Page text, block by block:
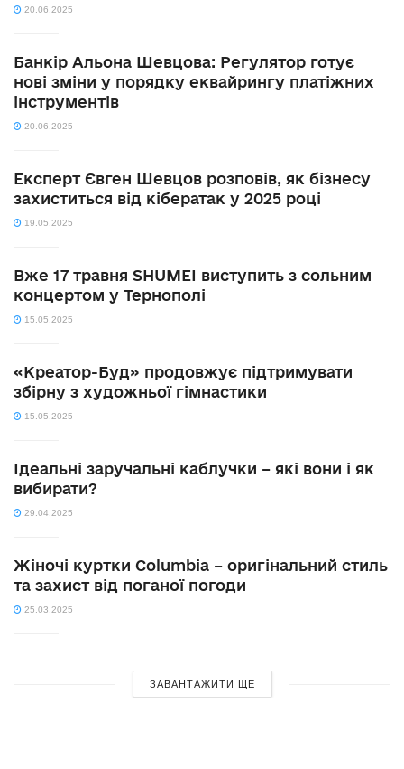
20.06.2025
Банкір Альона Шевцова: Регулятор готує
нові зміни у порядку еквайрингу платіжних
інструментів
20.06.2025
Експерт Євген Шевцов розповів, як бізнесу
захиститься від кібератак у 2025 році
19.05.2025
Вже 17 травня SHUMEI виступить з сольним
концертом у Тернополі
15.05.2025
«Креатор-Буд» продовжує підтримувати
збірну з художньої гімнастики
15.05.2025
Ідеальні заручальні каблучки – які вони і як
вибирати?
29.04.2025
Жіночі куртки Columbia – оригінальний стиль
та захист від поганої погоди
25.03.2025
ЗАВАНТАЖИТИ ЩЕ